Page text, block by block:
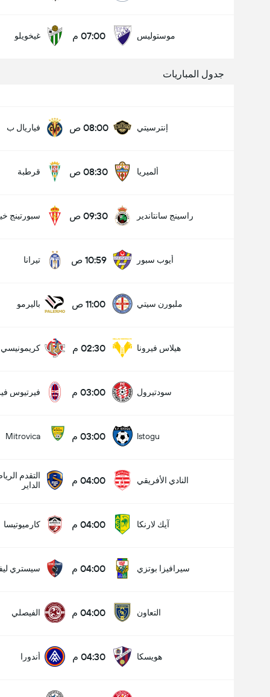
موستوليس 07:00 م غيخويلو
جدول المباريات
إنترسيتي 08:00 ص فياريال ب
ألميريا 08:30 ص قرطبة
راسينج سانتاندير 09:30 ص سبورتينج
أيوب سبور 10:59 ص تيرانا
ملبورن سيتي 11:00 ص باليرمو
هيلاس فيرونا 02:30 م كريمونيسي
سودتيرول 03:00 م فيرتيوس
Istogu 03:00 م Mitrovica
النادي الأفريقي 04:00 م
التقدم
الداير
آيك لارنكا 04:00 م كارميوتيسا
سيرافيزا بوتزي 04:00 م سيستري
التعاون 04:00 م الفيصلي
هويسكا 04:30 م أندورا